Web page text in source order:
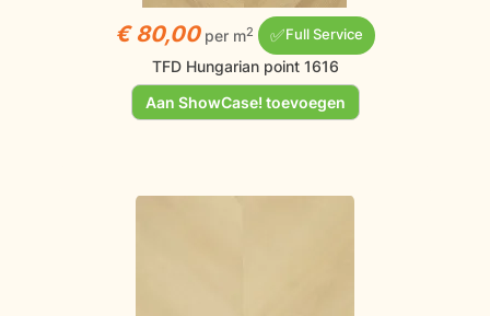
€ 80,00 per m2 ✅Full Service
TFD Hungarian point 1616
Aan ShowCase! toevoegen